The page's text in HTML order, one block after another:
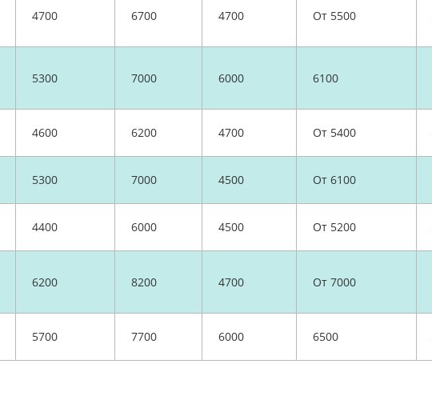
4700 6700 4700 От 5500
5300 7000 6000 6100
4600 6200 4700 От 5400
5300 7000 4500 От 6100
4400 6000 4500 От 5200
6200 8200 4700 От 7000
5700 7700 6000 6500